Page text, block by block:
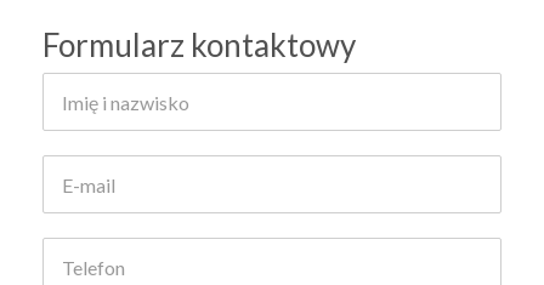
Formularz kontaktowy